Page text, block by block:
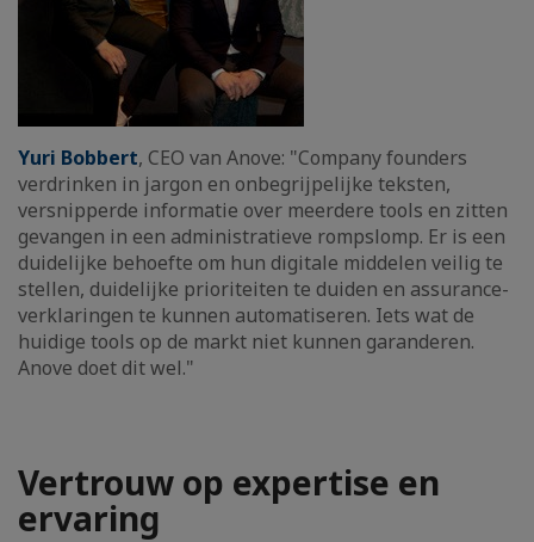
Yuri Bobbert, CEO van Anove: "Company founders
verdrinken in jargon en onbegrijpelijke teksten,
versnipperde informatie over meerdere tools en zitten
gevangen in een administratieve rompslomp. Er is een
duidelijke behoefte om hun digitale middelen veilig te
stellen, duidelijke prioriteiten te duiden en assurance-
verklaringen te kunnen automatiseren. Iets wat de
huidige tools op de markt niet kunnen garanderen.
Anove doet dit wel."
Vertrouw op expertise en
ervaring